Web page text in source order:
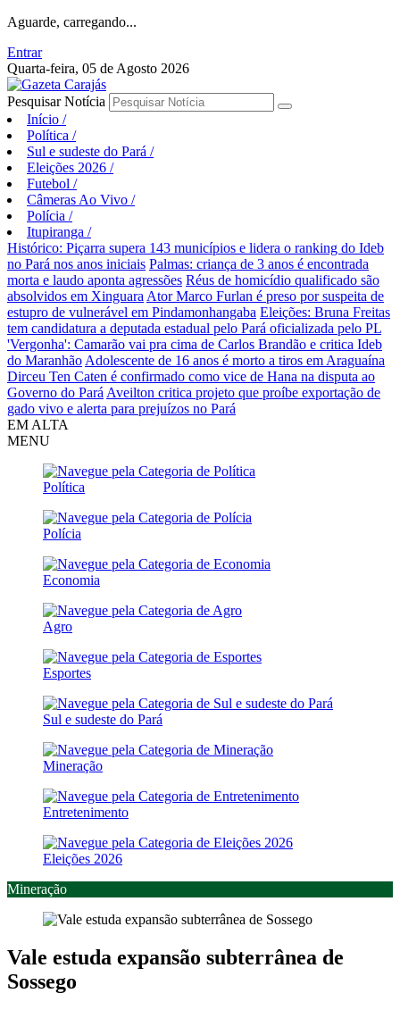
Aguarde, carregando...
Entrar
Quarta-feira, 05 de Agosto 2026
Pesquisar Notícia
Início /
Política /
Sul e sudeste do Pará /
Eleições 2026 /
Futebol /
Câmeras Ao Vivo /
Polícia /
Itupiranga /
Histórico: Piçarra supera 143 municípios e lidera o ranking do Ideb
no Pará nos anos iniciais Palmas: criança de 3 anos é encontrada
morta e laudo aponta agressões Réus de homicídio qualificado são
absolvidos em Xinguara Ator Marco Furlan é preso por suspeita de
estupro de vulnerável em Pindamonhangaba Eleições: Bruna Freitas
tem candidatura a deputada estadual pelo Pará oficializada pelo PL
'Vergonha': Camarão vai pra cima de Carlos Brandão e critica Ideb
do Maranhão Adolescente de 16 anos é morto a tiros em Araguaína
Dirceu Ten Caten é confirmado como vice de Hana na disputa ao
Governo do Pará Aveilton critica projeto que proíbe exportação de
gado vivo e alerta para prejuízos no Pará
EM ALTA
MENU
Política
Polícia
Economia
Agro
Esportes
Sul e sudeste do Pará
Mineração
Entretenimento
Eleições 2026
Mineração
Vale estuda expansão subterrânea de
Sossego